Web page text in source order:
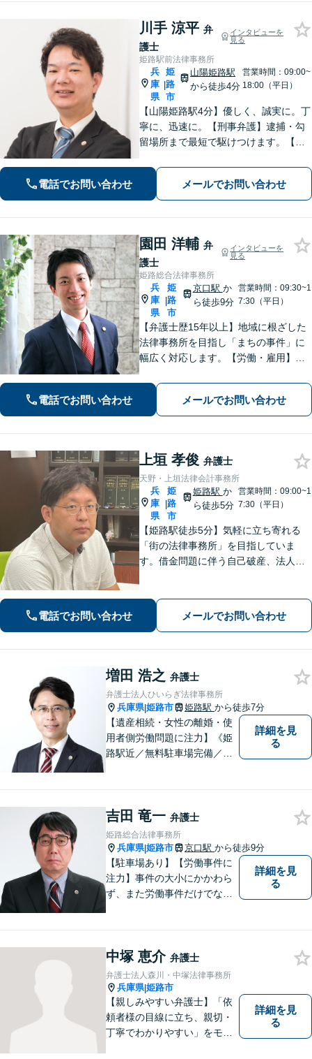
川手 涼平 弁
護士
インタビューを
見る
姫路駅前法律事務所
兵
庫
県
|
姫
路
市
山陽姫路駅
から徒歩4分
営業時間：09:00~
18:00（平日）
【山陽姫路駅4分】優しく、誠実に。丁
寧に、迅速に。【刑事弁護】逮捕・勾
留場所まで最短で駆けつけます。【債
の生活再建をサポートします。【交通
事故】「こんな相談でも大丈夫だろう
か」と躊躇されている方もご相談くだ
さい。
電話でお問い合わせ メールでお問い合わせ
園田 洋輔 弁
護士
インタビューを
見る
姫路総合法律事務所
兵
庫
県
|
姫
路
市
京口駅 か
ら徒歩9分
営業時間：09:30~1
7:30（平日）
【弁護士歴15年以上】地域に根ざした
法律事務所を目指し「まちの事件」に
幅広く対応します。【労働・雇用】残
せんか？正しい知識で正当な権利を主
張します。【相続・遺言】遺言書作成
のサポートはお任せください。
電話でお問い合わせ メールでお問い合わせ
上垣 孝俊 弁護士
天野・上垣法律会計事務所
兵
庫
県
|
姫
路
市
姫路駅 か
ら徒歩5分
営業時間：09:00~1
7:30（平日）
【姫路駅徒歩5分】気軽に立ち寄れる
「街の法律事務所」を目指していま
す。借金問題に伴う自己破産、法人破
しっかり耳を傾けサポートいたしま
す。【初回相談無料】【個室対応】
電話でお問い合わせ メールでお問い合わせ
増田 浩之 弁護士
弁護士法人ひいらぎ法律事務所
兵庫県|姫路市 姫路駅 から徒歩7分
【遺産相続・女性の離婚・使
用者側労働問題に注力】《姫
路駅近／無料駐車場完備／最
詳細を見
る
吉田 竜一 弁護士
姫路総合法律事務所
兵庫県|姫路市 京口駅 から徒歩9分
【駐車場あり】【労働事件に
注力】事件の大小にかかわら
ず、また労働事件だけでなく
いと考えています。 お気軽に
ご相談ください。
詳細を見
る
中塚 恵介 弁護士
弁護士法人森川・中塚法律事務所
兵庫県|姫路市
【親しみやすい弁護士】「依
頼者様の目線に立ち、親切・
丁寧でわかりやすい」をモッ
詳細を見
る